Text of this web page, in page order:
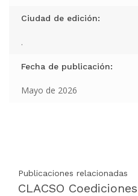
Ciudad de edición:
.
Fecha de publicación:
Mayo de 2026
Publicaciones relacionadas
CLACSO Coediciones